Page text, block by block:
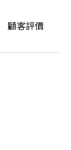
顧客評價